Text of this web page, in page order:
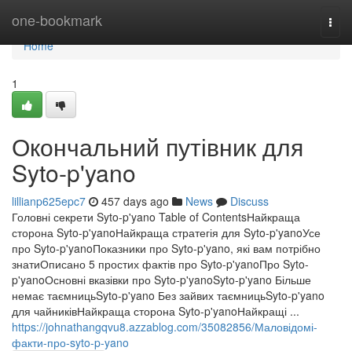
one-bookmark
Home
Home
1
Окончальний путівник для
Syto-p'yano
lillianp625epc7 457 days ago News
Discuss
Головні секрети Syto-p'yano Table of ContentsНайкраща
сторона Syto-p'yanoНайкраща стратегія для Syto-p'yanoУсе
про Syto-p'yanoПоказники про Syto-p'yano, які вам потрібно
знатиОписано 5 простих фактів про Syto-p'yanoПро Syto-
p'yanoОсновні вказівки про Syto-p'yanoSyto-p'yano Більше
немає таємницьSyto-p'yano Без зайвих таємницьSyto-p'yano
для чайниківНайкраща сторона Syto-p'yanoНайкращі ...
https://johnathangqvu8.azzablog.com/35082856/Маловідомі-
факти-про-syto-p-yano